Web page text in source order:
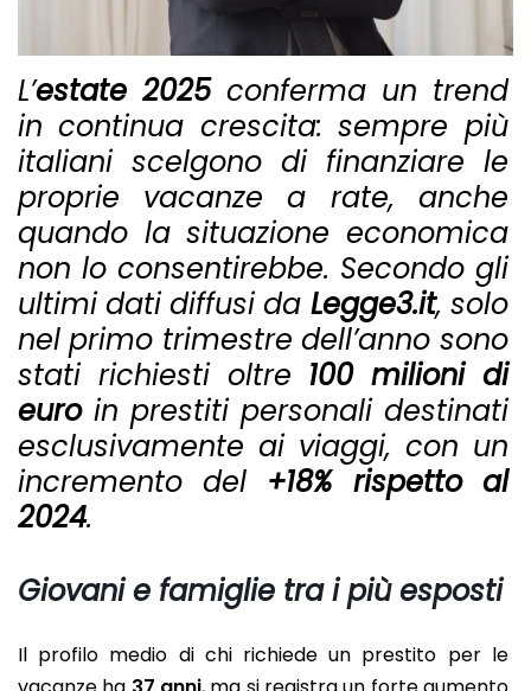
L’estate 2025conferma un trend
in continua crescita: sempre più
italiani scelgono di finanziare le
proprie vacanze a rate, anche
quando la situazione economica
non lo consentirebbe. Secondo gli
ultimi dati diffusi da Legge3.it, solo
nel primo trimestre dell’anno sono
stati richiesti oltre 100 milioni di
euroin prestiti personali destinati
esclusivamente ai viaggi, con un
incremento del +18% rispetto al
2024.
Giovani e famiglie tra i più esposti
Il profilo medio di chi richiede un prestito per le